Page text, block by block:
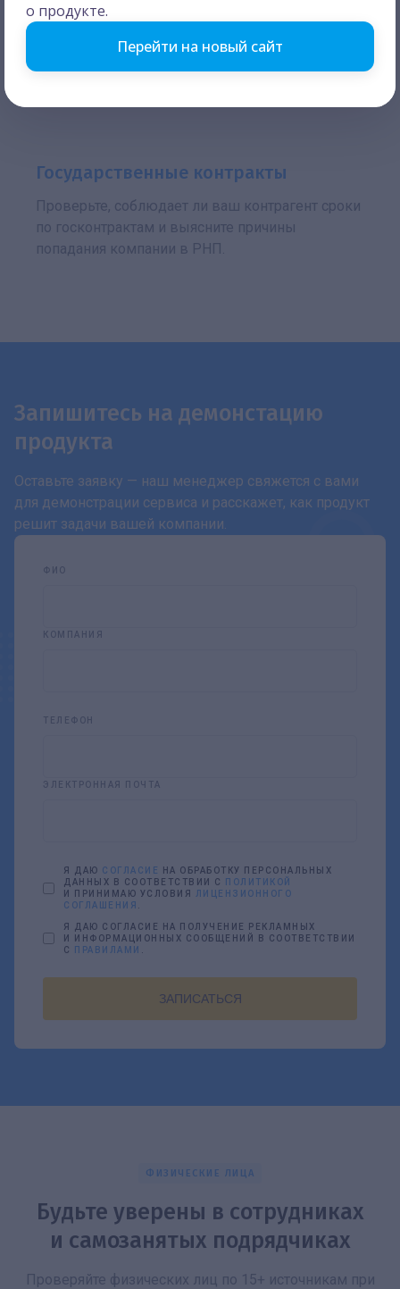
места. Критические значения выделяются
цветом, а всплывающие подсказки указывают
Государственные контракты
Проверьте, соблюдает ли ваш контрагент сроки
по госконтрактам и выясните причины
попадания компании в РНП.
Запишитесь на демонстацию
продукта
Оставьте заявку — наш менеджер свяжется с вами
для демонстрации сервиса и расскажет, как продукт
решит задачи вашей компании.
ФИО
КОМПАНИЯ
ТЕЛЕФОН
ЭЛЕКТРОННАЯ ПОЧТА
Я ДАЮ СОГЛАСИЕ
НА ОБРАБОТКУ ПЕРСОНАЛЬНЫХ
ДАННЫХ В СООТВЕТСТВИИ С
ПОЛИТИКОЙ
И ПРИНИМАЮ УСЛОВИЯ
ЛИЦЕНЗИОННОГО
СОГЛАШЕНИЯ
Я ДАЮ СОГЛАСИЕ НА ПОЛУЧЕНИЕ РЕКЛАМНЫХ
И ИНФОРМАЦИОННЫХ СООБЩЕНИЙ В СООТВЕТСТВИИ
С
ПРАВИЛАМИ
ЗАПИСАТЬСЯ
ФИЗИЧЕСКИЕ ЛИЦА
Будьте уверены в сотрудниках
и самозанятых подрядчиках
Проверяйте физических лиц по 15+ источникам при
о продукте.
Перейти на новый сайт